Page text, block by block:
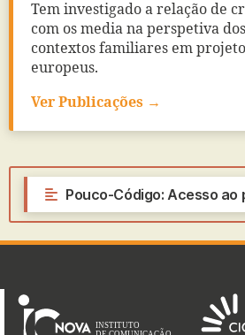
Tem investigado a relação de
com os media na perspetiva
contextos familiares em
europeus.
Ver Publicações →
Pouco-Código: Acesso ao poder da programação a